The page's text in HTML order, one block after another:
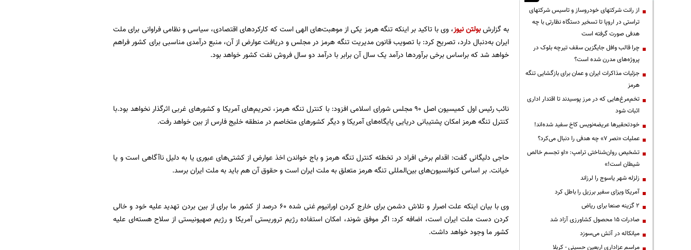
به گزارشبولتن نیوز، وی با تاکید بر اینکه تنگه هرمز یکی از موهبت‌های الهی است که کارکردهای اقتصادی، سیاسی و نظامی فراوانی برای ملت
ایران به‌دنبال دارد، تصریح کرد: با تصویب قانون مدیریت تنگه هرمز در مجلس و دریافت عوارض از آن، منبع درآمدی مناسبی برای کشور فراهم
خواهد شد که براساس برخی برآوردها درآمد یک سال آن برابر با درآمد دو سال فروش نفت کشور خواهد بود.
نائب رئیس اول کمیسیون اصل 90 مجلس شورای اسلامی افزود: با کنترل تنگه هرمز، تحریم‌های آمریکا و کشورهای غربی اثرگذار نخواهد بود.با
کنترل تنگه هرمز امکان پشتیبانی دریایی پایگاه‌های آمریکا و دیگر کشورهای متخاصم در منطقه خلیج فارس از بین خواهد رفت.
حاجی دلیگانی گفت: اقدام برخی افراد در تخطئه کنترل تنگه هرمز و باج خواندن اخذ عوارض از کشتی‌های عبوری یا به دلیل ناآگاهی است و یا
خیانت. بر اساس کنوانسیون‌های بین‌المللی تنگه هرمز متعلق به ملت ایران است و حقوق آن هم باید به ملت ایران برسد.
وی با بیان اینکه علت اصرار و تلاش دشمن برای خارج کردن اورانیوم غنی شده ۶۰ درصد از کشور ما برای از بین بردن تهدید علیه خود و خالی
کردن دست ملت ایران است، اضافه کرد: اگر موفق شوند، امکان استفاده رژیم تروریستی آمریکا و رژیم صهیونیستی از سلاح هسته‌ای علیه
کشور ما وجود خواهد داشت.
از رانت‌ شرکتهای خودروساز و تاسیس شرکتهای
تراستی در اروپا تا تسخیر دستگاه نظارتی با چه
هدفی صورت گرفته است
چرا قالب وافل جایگزین سقف تیرچه بلوک در
پروژه‌های مدرن شده است؟
جزئیات مذاکرات ایران و عمان برای بازگشایی تنگه
هرمز
تخم‌مرغ‌هایی که در مرز پوسیدند تا اقتدار اداری
اثبات شود
خودتحقیرها عریضه‌نویس کاخ سفید شده‌اند!
عملیات «نصر ۷» چه هدفی را دنبال می‌کرد؟
تشخیص روان‌شناختی ترامپ: «او تجسم خالص
شیطان است!»
زلزله شهر یاسوج را لرزاند
آمریکا ویزای سفیر برزیل را باطل کرد
۲ گزینه صنعا برای ریاض
صادرات ۱۵ محصول کشاورزی آزاد شد
میانکاله در آتش می‌سوزد
مراسم عزاداری اربعین حسینی - کربلا